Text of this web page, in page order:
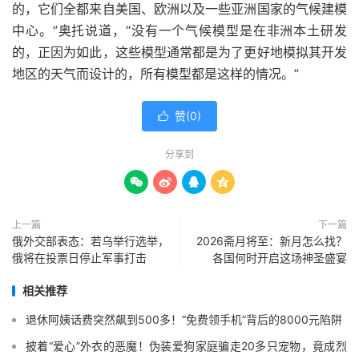
的，它们全都来自美国、欧洲以及一些亚洲国家的气候建模
中心。”奥托说道，“没有一个气候模型是在非洲本土研发
的，正因为如此，这些模型通常都是为了更好地模拟其开发
地区的天气而设计的，所有模型都是这样的情况。”
 赞(0)
分享到
   
上一篇
俄外交部表态：若乌举行选举，
俄将在投票日停止军事打击
下一篇
2026斋月将至：新月怎么找？
各国何时开启这场神圣盛宴
相关推荐
退休阿姨话费突然飙到500多！“免费领手机”背后的8000元陷阱
披着“爱心”外衣的恶魔！伪装爱狗家庭骗走20多只宠物，竟成烈